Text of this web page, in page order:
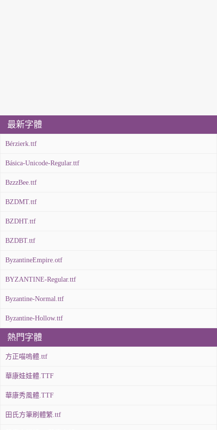
最新字體
Bérzierk.ttf
Básica-Unicode-Regular.ttf
BzzzBee.ttf
BZDMT.ttf
BZDHT.ttf
BZDBT.ttf
ByzantineEmpire.otf
BYZANTINE-Regular.ttf
Byzantine-Normal.ttf
Byzantine-Hollow.ttf
熱門字體
方正喵嗚體.ttf
華康娃娃體.TTF
華康秀風體.TTF
田氏方筆刷體繁.ttf